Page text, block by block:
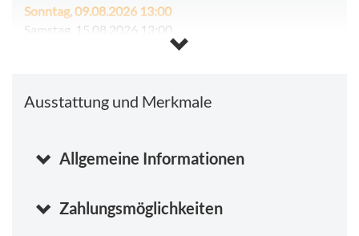
Sonntag, 09.08.2026 13:00
Samstag, 15.08.2026 13:00
Sonntag, 16.08.2026 13:00
Ausstattung und Merkmale
Allgemeine Informationen
Zahlungsmöglichkeiten